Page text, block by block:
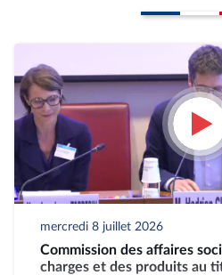
mercredi 8 juillet 2026
Commission des affaires
charges et des produits au